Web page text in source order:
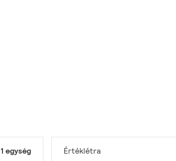
1 egység Értéklétra